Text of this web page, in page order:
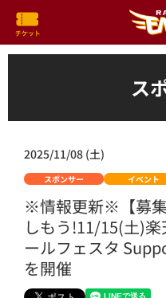
ス
2025/11/08 (土)
スポンサー イベント
※情報更新※【募
しもう!11/15(土)
ールフェスタ
を開催